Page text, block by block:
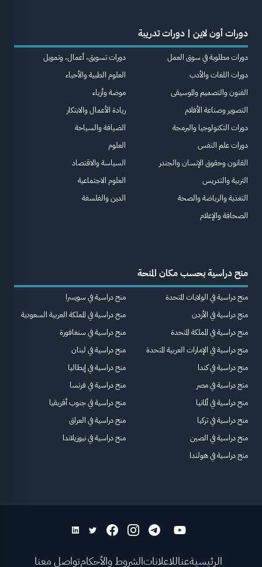
دورات أون لاين | دورات تدريبة
دورات مطلوبة في سوق العمل
دورات اللغات والأدب
الفنون والتصميم والموسيقى
التصوير وصناعة الأفلام
دورات التكنولوجيا والبرمجة
دورات علم النفس
القانون وحقوق الإنسان والجندر
التربية والتدريس
التغذية والرياضة والصحة
الصحافة والإعلام
دورات تسويق، أعمال، وتمويل
العلوم الطبية والأحياء
موضة وأزياء
ريادة الأعمال والابتكار
الضيافة والسياحة
العلوم
السياسة والاقتصاد
العلوم الاجتماعية
الدين والفلسفة
منح دراسية بحسب مكان المنحة
منح دراسية في الولايات المتحدة
منح دراسية في الأردن
منح دراسية في المملكة المتحدة
منح دراسية في الإمارات العربية المتحدة
منح دراسية في كندا
منح دراسية في مصر
منح دراسية في ألمانيا
منح دراسية في تركيا
منح دراسية في الصين
منح دراسية في هولندا
منح دراسية في سويسرا
منح دراسية في المملكة العربية السعودية
منح دراسية في سنغافورة
منح دراسية في لبنان
منح دراسية في إيطاليا
منح دراسية في فرنسا
منح دراسية في جنوب أفريقيا
منح دراسية في العراق
منح دراسية في نيوزيلاندا
الرئيسيةعناللاعلاناتالشروط والأحكامتواصل معنا